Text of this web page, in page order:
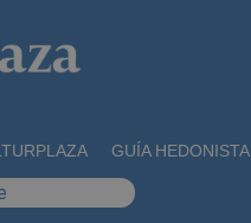
GUÍA HEDONISTA